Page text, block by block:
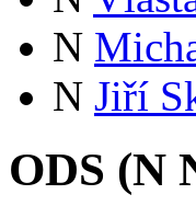
N
N Jiří
ODS (N